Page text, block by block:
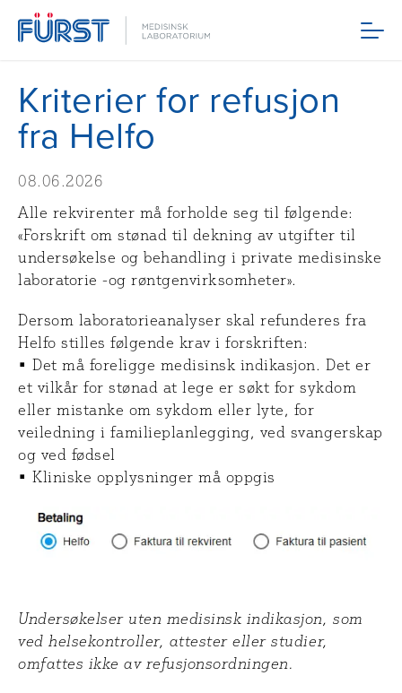
Meny
Kriterier for refusjon
fra Helfo
08.06.2026
Alle rekvirenter må forholde seg til følgende:
«Forskrift om stønad til dekning av utgifter til
undersøkelse og behandling i private medisinske
laboratorie -og røntgenvirksomheter».
Dersom laboratorieanalyser skal refunderes fra
Helfo stilles følgende krav i forskriften:
• Det må foreligge medisinsk indikasjon. Det er
et vilkår for stønad at lege er søkt for sykdom
eller mistanke om sykdom eller lyte, for
veiledning i familieplanlegging, ved svangerskap
og ved fødsel
• Kliniske opplysninger må oppgis
Undersøkelser uten medisinsk indikasjon, som
ved helsekontroller, attester eller studier,
omfattes ikke av refusjonsordningen.